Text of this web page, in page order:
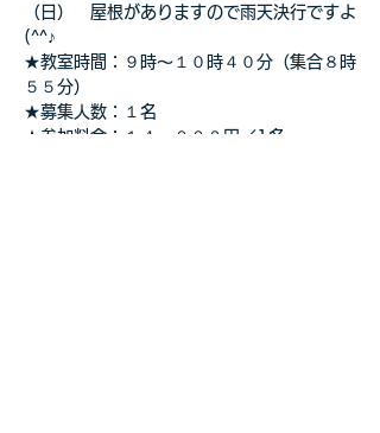
（日）　屋根がありますので雨天決行ですよ
(^^♪
★教室時間：９時～１０時４０分（集合８時
５５分）
★募集人数：１名
★参加料金：１４，０００円／1名